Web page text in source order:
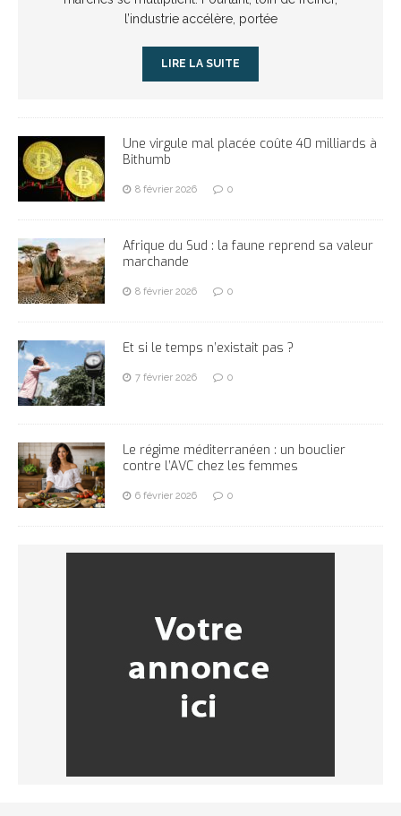
l’industrie accélère, portée
LIRE LA SUITE
Une virgule mal placée coûte 40 milliards à
Bithumb
8 février 2026 0
Afrique du Sud : la faune reprend sa valeur
marchande
8 février 2026 0
Et si le temps n’existait pas ?
7 février 2026 0
Le régime méditerranéen : un bouclier
contre l’AVC chez les femmes
6 février 2026 0